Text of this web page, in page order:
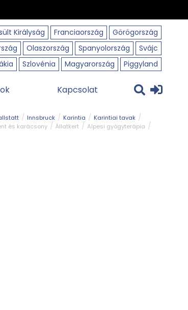
Királyság Franciaország
Görögország
Olaszország Spanyolország
Svájc
Szlovénia Magyarország Piggyland
Kapcsolat
Innsbruck Karintia
Karintiai tavak
és karácsony Állatkert
Alpesi gyógyterápia